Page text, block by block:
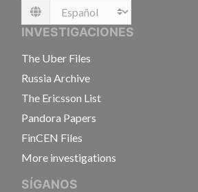
Language
INVESTIGACIONES
The Uber Files
Russia Archive
The Ericsson List
Pandora Papers
FinCEN Files
More investigations
SÍGANOS